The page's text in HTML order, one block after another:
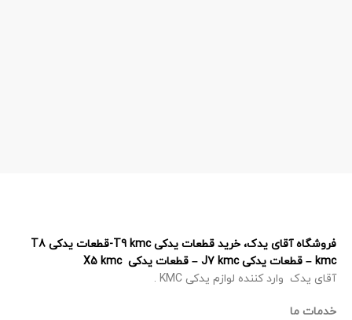
فروشگاه آقای یدک، خرید قطعات یدکی T9 kmc-قطعات یدکی T8
kmc – قطعات یدکی J7 kmc – قطعات یدکی X5 kmc
آقای یدک وارد کننده لوازم یدکی KMC .
خدمات ما